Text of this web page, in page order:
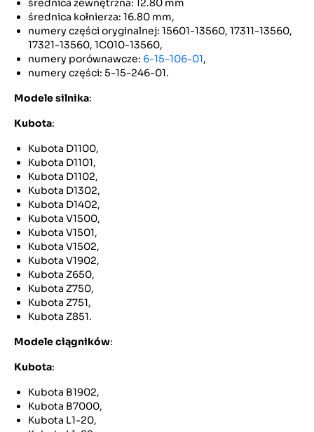
średnica zewnętrzna: 12.80 mm
średnica kołnierza: 16.80 mm,
numery części oryginalnej: 15601-13560, 17311-13560,
17321-13560, 1C010-13560,
numery porównawcze: 6-15-106-01,
numery części: 5-15-246-01.
Modele silnika:
Kubota:
Kubota D1100,
Kubota D1101,
Kubota D1102,
Kubota D1302,
Kubota D1402,
Kubota V1500,
Kubota V1501,
Kubota V1502,
Kubota V1902,
Kubota Z650,
Kubota Z750,
Kubota Z751,
Kubota Z851.
Modele ciągników:
Kubota:
Kubota B1902,
Kubota B7000,
Kubota L1-20,